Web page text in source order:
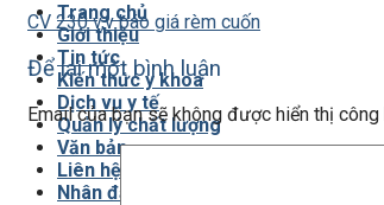
Trang chủ
Giới thiệu
Tin tức
Kiến thức y khoa
Dịch vụ y tế
Quản lý chất lượng
Văn bản
Liên hệ
Nhân đạo từ thiện
CV 230 v,v báo giá rèm cuốn
Để lại một bình luận
Email của bạn sẽ không được hiển thị công